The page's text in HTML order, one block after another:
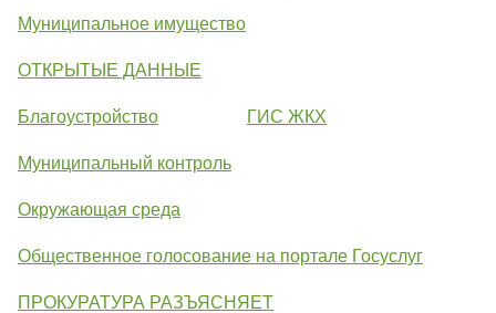
Муниципальное имущество
ОТКРЫТЫЕ ДАННЫЕ
Благоустройство ГИС ЖКХ
Муниципальный контроль
Окружающая среда
Общественное голосование на портале Госуслуг
ПРОКУРАТУРА РАЗЪЯСНЯЕТ